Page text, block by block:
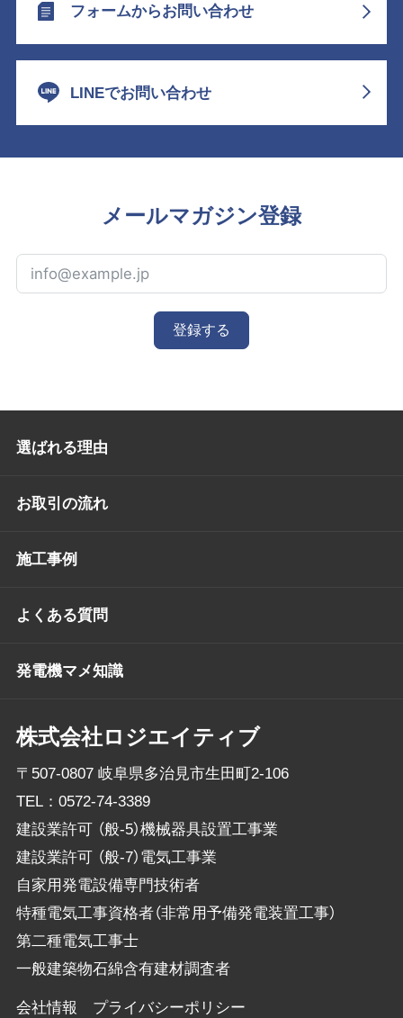
フォームからお問い合わせ
LINEでお問い合わせ
メールマガジン登録
登録する
株式会社ロジエイティブ
〒507-0807 岐阜県多治見市生田町2-106
TEL： 0572-74-3389
建設業許可 （般-5）機械器具設置工事業
建設業許可 （般-7）電気工事業
自家用発電設備専門技術者
特種電気工事資格者（非常用予備発電装置工事）
第二種電気工事士
一般建築物石綿含有建材調査者
選ばれる理由
お取引の流れ
施工事例
よくある質問
発電機マメ知識
会社情報 プライバシーポリシー